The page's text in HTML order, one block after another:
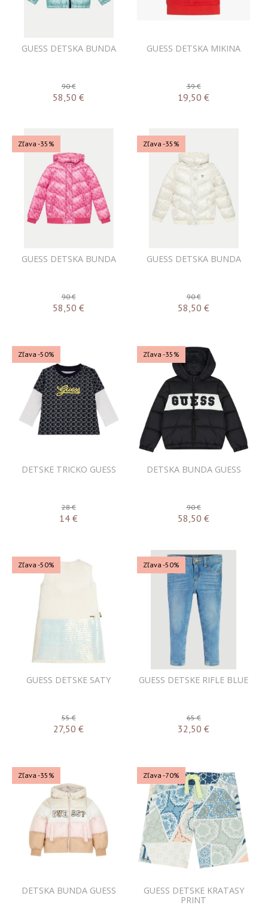
GUESS DETSKA BUNDA
90 €
58,50 €
GUESS DETSKA MIKINA
39 €
19,50 €
Zľava -35%
GUESS DETSKA BUNDA
90 €
58,50 €
Zľava -35%
GUESS DETSKA BUNDA
90 €
58,50 €
Zľava -50%
DETSKE TRICKO GUESS
28 €
14 €
Zľava -35%
DETSKA BUNDA GUESS
90 €
58,50 €
Zľava -50%
GUESS DETSKE SATY
55 €
27,50 €
Zľava -50%
GUESS DETSKE RIFLE BLUE
65 €
32,50 €
Zľava -35%
DETSKA BUNDA GUESS
Zľava -70%
GUESS DETSKE KRATASY
PRINT